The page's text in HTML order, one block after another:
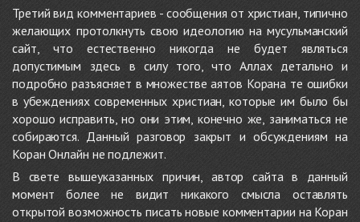
Третий вид комментариев - сообщения от христиан, типично
желающих протолкнуть свою идеологию на мусульманский
сайт, что естественно никогда не будет являться
допустимым здесь в силу того, что Аллах детально и
подробно разъясняет в множестве аятов Корана те ошибки
в убеждениях современных христиан, которые им было бы
хорошо исправить, но они этим, конечно же, заниматься не
собираются. Данный разговор закрыт и обсуждениям на
Коран Онлайн не подлежит.
В свете вышеуказанных причин, автор сайта в данный
момент более не видит никакого смысла оставлять
открытой возможность писать новые комментарии на Коран